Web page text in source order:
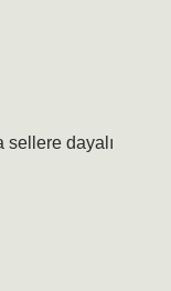
sellere dayalı